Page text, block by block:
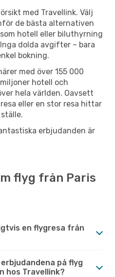
med Travellink. Välj
de bästa alternativen
hotell eller biluthyrning
dolda avgifter – bara
bokning.
med över 155 000
hotell och
hela världen. Oavsett
eller en stor resa hittar
erbjudanden är
flyg från Paris
en flygresa från
på flyg
hos Travellink?